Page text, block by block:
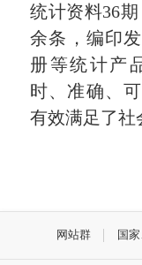
统计资料36
余条，编印
册等统计产
时、准确、
有效满足了社
网站群 国